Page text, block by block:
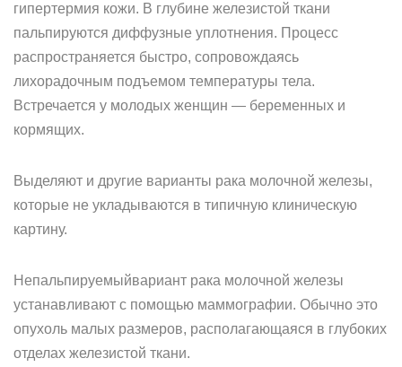
гипертермия кожи. В глубине железистой ткани
пальпируются диффузные уплотнения. Процесс
распространяется быстро, сопровождаясь
лихорадочным подъемом температуры тела.
Встречается у молодых женщин — беременных и
кормящих.
Выделяют и другие варианты рака молочной железы,
которые не укладываются в типичную клиническую
картину.
Непальпируемыйвариант рака молочной железы
устанавливают с помощью маммографии. Обычно это
опухоль малых размеров, располагающаяся в глубоких
отделах железистой ткани.